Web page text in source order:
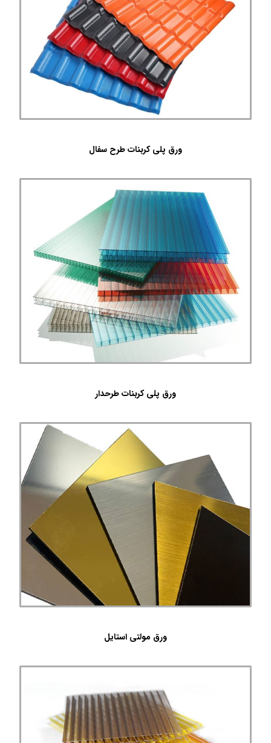
ورق پلی کربنات طرح سفال
ورق پلی کربنات طرحدار
ورق مولتی استایل